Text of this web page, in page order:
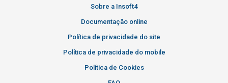
Sobre a Insoft4
Documentação online
Política de privacidade do site
Política de privacidade do mobile
Política de Cookies